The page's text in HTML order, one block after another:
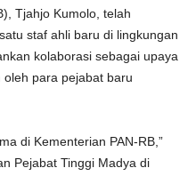
Tjahjo Kumolo, telah
staf ahli baru di lingkungan
kolaborasi sebagai upaya
para pejabat baru
di Kementerian PAN-RB,”
Pejabat Tinggi Madya di